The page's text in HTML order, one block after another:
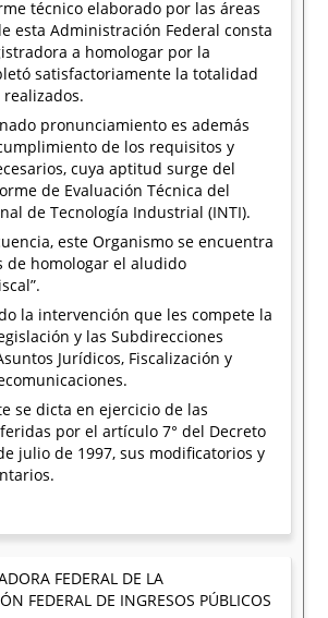
técnico elaborado por las áreas
esta Administración Federal consta
a homologar por la
satisfactoriamente la totalidad
realizados.
pronunciamiento es además
de los requisitos y
cuya aptitud surge del
de Evaluación Técnica del
de Tecnología Industrial (INTI).
este Organismo se encuentra
de homologar el aludido
la intervención que les compete la
y las Subdirecciones
Jurídicos, Fiscalización y
se dicta en ejercicio de las
por el artículo 7° del Decreto
julio de 1997, sus modificatorios y
FEDERAL DE LA
FEDERAL DE INGRESOS PÚBLICOS